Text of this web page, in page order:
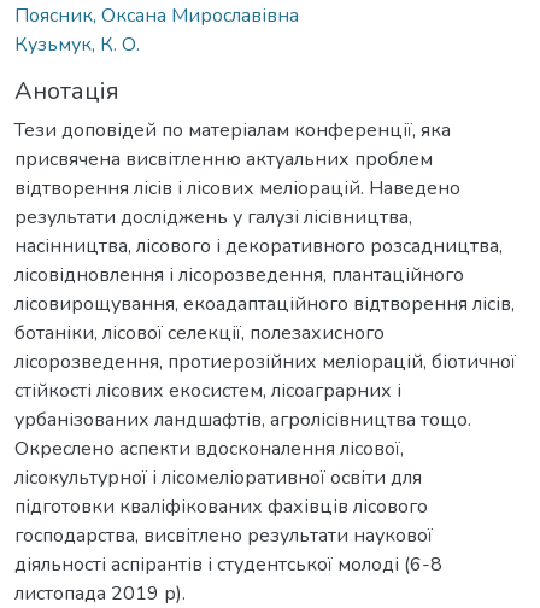
Поясник, Оксана Мирославівна
Кузьмук, К. О.
Анотація
Тези доповідей по матеріалам конференції, яка
присвячена висвітленню актуальних проблем
відтворення лісів і лісових меліорацій. Наведено
результати досліджень у галузі лісівництва,
насінництва, лісового і декоративного розсадництва,
лісовідновлення і лісорозведення, плантаційного
лісовирощування, екоадаптаційного відтворення лісів,
ботаніки, лісової селекції, полезахисного
лісорозведення, протиерозійних меліорацій, біотичної
стійкості лісових екосистем, лісоаграрних і
урбанізованих ландшафтів, агролісівництва тощо.
Окреслено аспекти вдосконалення лісової,
лісокультурної і лісомеліоративної освіти для
підготовки кваліфікованих фахівців лісового
господарства, висвітлено результати наукової
діяльності аспірантів і студентської молоді (6-8
листопада 2019 р).